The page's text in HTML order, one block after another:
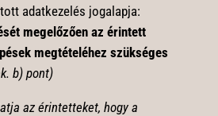
adatkezelés jogalapja:
megelőzően az érintett
megtételéhez szükséges
b) pont)
az érintetteket, hogy a